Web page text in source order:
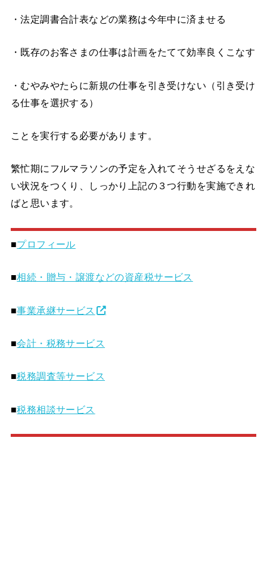
・法定調書合計表などの業務は今年中に済ませる
・既存のお客さまの仕事は計画をたてて効率良くこなす
・むやみやたらに新規の仕事を引き受けない（引き受け
る仕事を選択する）
ことを実行する必要があります。
繁忙期にフルマラソンの予定を入れてそうせざるをえな
い状況をつくり、しっかり上記の３つ行動を実施できれ
ばと思います。
■プロフィール
■相続・贈与・譲渡などの資産税サービス
■事業承継サービス
■会計・税務サービス
■税務調査等サービス
■税務相談サービス